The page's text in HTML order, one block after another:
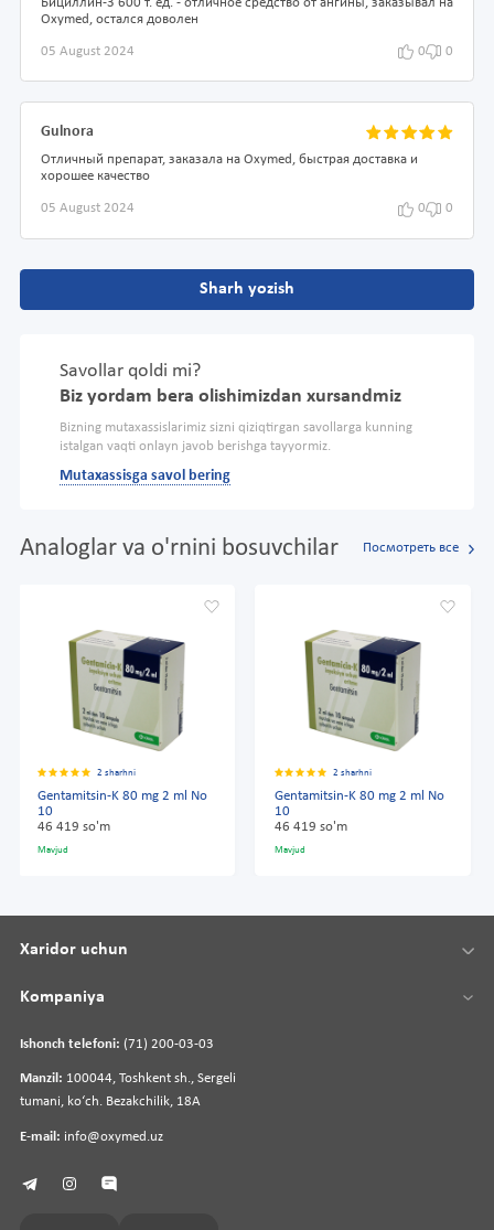
Бициллин-3 600 т. ед. - отличное средство от ангины, заказывал на
Oxymed, остался доволен
05 August 2024 0 0
Gulnora
Отличный препарат, заказала на Oxymed, быстрая доставка и
хорошее качество
05 August 2024 0 0
Sharh yozish
Savollar qoldi mi?
Biz yordam bera olishimizdan xursandmiz
Bizning mutaxassislarimiz sizni qiziqtirgan savollarga kunning
istalgan vaqti onlayn javob berishga tayyormiz.
Mutaxassisga savol bering
Analoglar va o'rnini bosuvchilar Посмотреть все
2 sharhni
Gentamitsin-K 80 mg 2 ml No
10
46 419 so'm
Mavjud
2 sharhni
Gentamitsin-K 80 mg 2 ml No
10
46 419 so'm
Mavjud
Ishonch telefoni: (71) 200-03-03
Manzil: 100044, Toshkent sh., Sergeli
tumani, koʻch. Bezakchilik, 18A
E-mail: info@oxymed.uz
Xaridor uchun
Kompaniya